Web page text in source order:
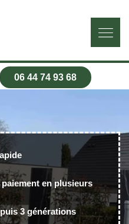
06 44 74 93 68
en plusieurs
3 générations